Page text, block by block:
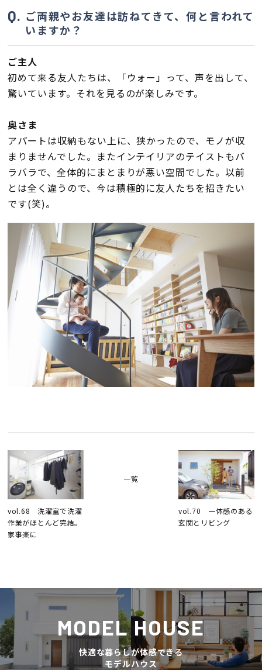
ご両親やお友達は訪ねてきて、何と言われて
いますか？
ご主人
初めて来る友人たちは、「ウォー」って、声を出して、
驚いています。それを見るのが楽しみです。
奥さま
アパートは収納もない上に、狭かったので、モノが収
まりませんでした。またインテイリアのテイストもバ
ラバラで、全体的にまとまりが悪い空間でした。以前
とは全く違うので、今は積極的に友人たちを招きたい
です(笑)。
vol.68 洗濯室で洗濯
作業がほとんど完結。
家事楽に
一覧
vol.70 一体感のある
玄関とリビング
MODEL HOUSE
快適な暮らしが体感できる
モデルハウス